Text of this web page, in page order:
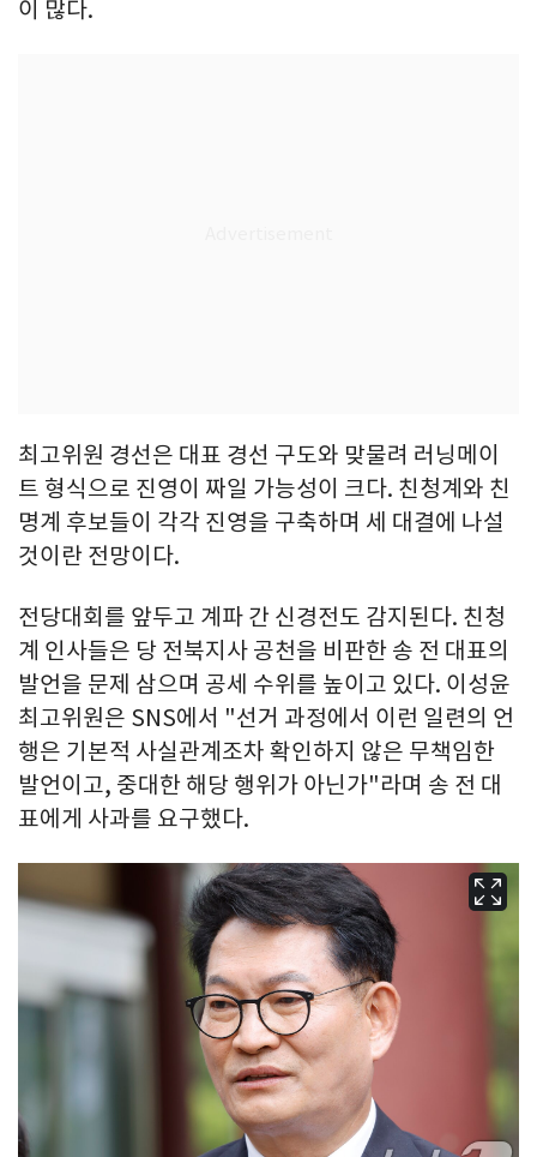
이 많다.
최고위원 경선은 대표 경선 구도와 맞물려 러닝메이
트 형식으로 진영이 짜일 가능성이 크다. 친청계와 친
명계 후보들이 각각 진영을 구축하며 세 대결에 나설
것이란 전망이다.
전당대회를 앞두고 계파 간 신경전도 감지된다. 친청
계 인사들은 당 전북지사 공천을 비판한 송 전 대표의
발언을 문제 삼으며 공세 수위를 높이고 있다. 이성윤
최고위원은 SNS에서 "선거 과정에서 이런 일련의 언
행은 기본적 사실관계조차 확인하지 않은 무책임한
발언이고, 중대한 해당 행위가 아닌가"라며 송 전 대
표에게 사과를 요구했다.